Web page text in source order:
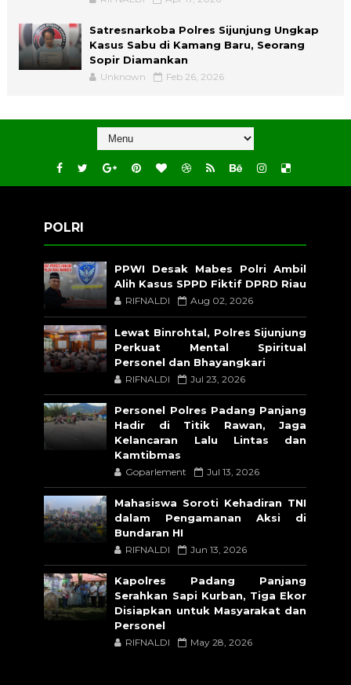
Satresnarkoba Polres Sijunjung Ungkap
Kasus Sabu di Kamang Baru, Seorang
Sopir Diamankan
Unknown Feb 26, 2026
POLRI
PPWI Desak Mabes Polri Ambil
Alih Kasus SPPD Fiktif DPRD Riau
RIFNALDI Aug 02, 2026
Lewat Binrohtal, Polres Sijunjung
Perkuat Mental Spiritual
Personel dan Bhayangkari
RIFNALDI Jul 23, 2026
Personel Polres Padang Panjang
Hadir di Titik Rawan, Jaga
Kelancaran Lalu Lintas dan
Kamtibmas
Goparlement Jul 13, 2026
Mahasiswa Soroti Kehadiran TNI
dalam Pengamanan Aksi di
Bundaran HI
RIFNALDI Jun 13, 2026
Kapolres Padang Panjang
Serahkan Sapi Kurban, Tiga Ekor
Disiapkan untuk Masyarakat dan
Personel
RIFNALDI May 28, 2026